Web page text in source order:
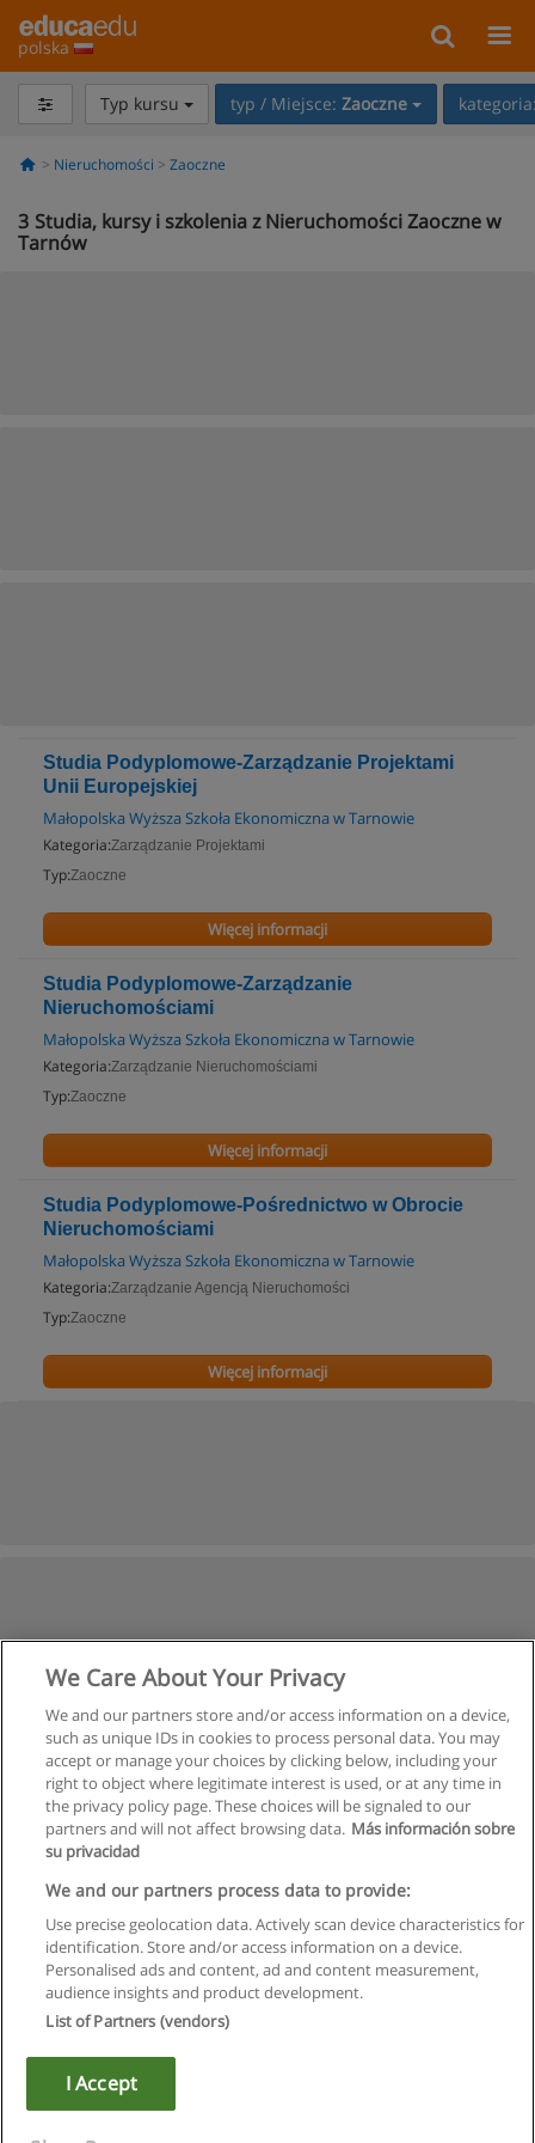
polska
Typ kursu typ / Miejsce: Zaoczne
Nieruchomości Zaoczne
3 Studia, kursy i szkolenia z Nieruchomości Zaoczne w
Tarnów
Studia Podyplomowe-Zarządzanie Projektami
Unii Europejskiej
Małopolska Wyższa Szkoła Ekonomiczna w Tarnowie
Kategoria:Zarządzanie Projektami
Typ:Zaoczne
Więcej informacji
Studia Podyplomowe-Zarządzanie
Nieruchomościami
Małopolska Wyższa Szkoła Ekonomiczna w Tarnowie
Kategoria:Zarządzanie Nieruchomościami
Typ:Zaoczne
Więcej informacji
Studia Podyplomowe-Pośrednictwo w Obrocie
Nieruchomościami
Małopolska Wyższa Szkoła Ekonomiczna w Tarnowie
Kategoria:Zarządzanie Agencją Nieruchomości
Typ:Zaoczne
Więcej informacji
Regulamin
Polityka ochrony danych osobowych
Copyright © Educaedu Business S.L. - CIF : B-95610580: -
We Care About Your Privacy
We and our partners store and/or access information on a device,
such as unique IDs in cookies to process personal data. You may
accept or manage your choices by clicking below, including your
right to object where legitimate interest is used, or at any time in
the privacy policy page. These choices will be signaled to our
partners and will not affect browsing data. Más información sobre
su privacidad
We and our partners process data to provide:
Use precise geolocation data. Actively scan device characteristics for
identification. Store and/or access information on a device.
Personalised ads and content, ad and content measurement,
audience insights and product development.
List of Partners (vendors)
I Accept